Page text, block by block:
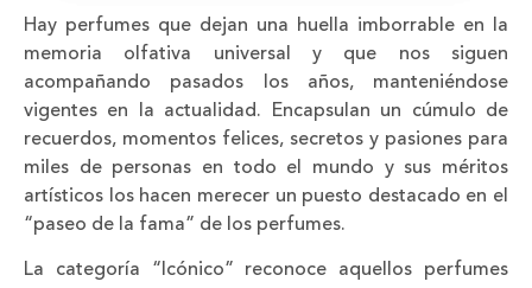
Hay perfumes que dejan una huella imborrable en la
memoria olfativa universal y que nos siguen
acompañando pasados los años, manteniéndose
vigentes en la actualidad. Encapsulan un cúmulo de
recuerdos, momentos felices, secretos y pasiones para
miles de personas en todo el mundo y sus méritos
artísticos los hacen merecer un puesto destacado en el
“paseo de la fama” de los perfumes.
La categoría “Icónico” reconoce aquellos perfumes